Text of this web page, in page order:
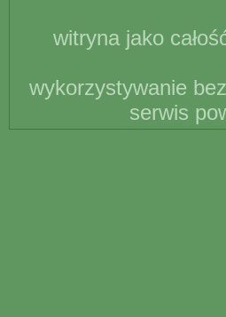
witryna jako
wykorzystywanie
serwis